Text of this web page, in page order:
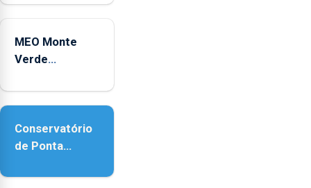
anos de
Coliseu
Micaelense
MEO Monte
Verde
reforço da
Conservatório
de Ponta
contar com